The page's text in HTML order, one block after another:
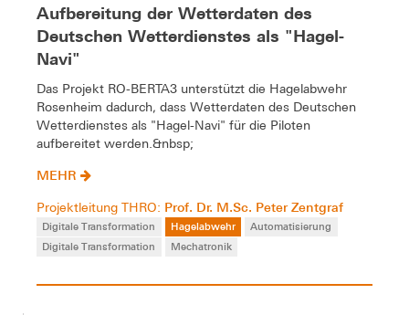
Aufbereitung der Wetterdaten des
Deutschen Wetterdienstes als "Hagel-
Navi"
Das Projekt RO-BERTA3 unterstützt die Hagelabwehr
Rosenheim dadurch, dass Wetterdaten des Deutschen
Wetterdienstes als "Hagel-Navi" für die Piloten
aufbereitet werden.&nbsp;
MEHR
Projektleitung THRO: Prof. Dr. M.Sc. Peter Zentgraf
Digitale Transformation Hagelabwehr
Automatisierung
Digitale Transformation
Mechatronik